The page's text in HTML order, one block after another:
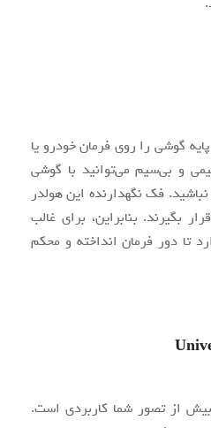
گوشی را روی فرمان خودرو یا
و بی‌سیم می‌توانید با گوشی
فک نگهدارنده این هولدر
بگیرند. بنابراین، برای غالب
تا دور فرمان انداخته و محکم
از تصور شما کاربردی است.